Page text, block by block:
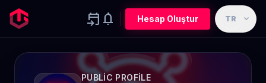
event_upcoming notifications Hesap Oluştur TR expand_more
PUBLIC PROFILE